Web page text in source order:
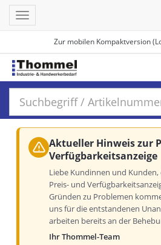
Zur mobilen Kompaktversion
Toggle
navigation
Aktueller Hinweis zur
Verfügbarkeitsanzeige
Liebe Kundinnen und
Preis- und
Gründen zu Problemen
uns für die entstandenen
arbeiten bereits an der
Ihr Thommel-Team